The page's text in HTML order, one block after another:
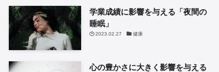
学業成績に影響を与える「夜間の
睡眠」
2023.02.27 健康
心の豊かさに大きく影響を与える